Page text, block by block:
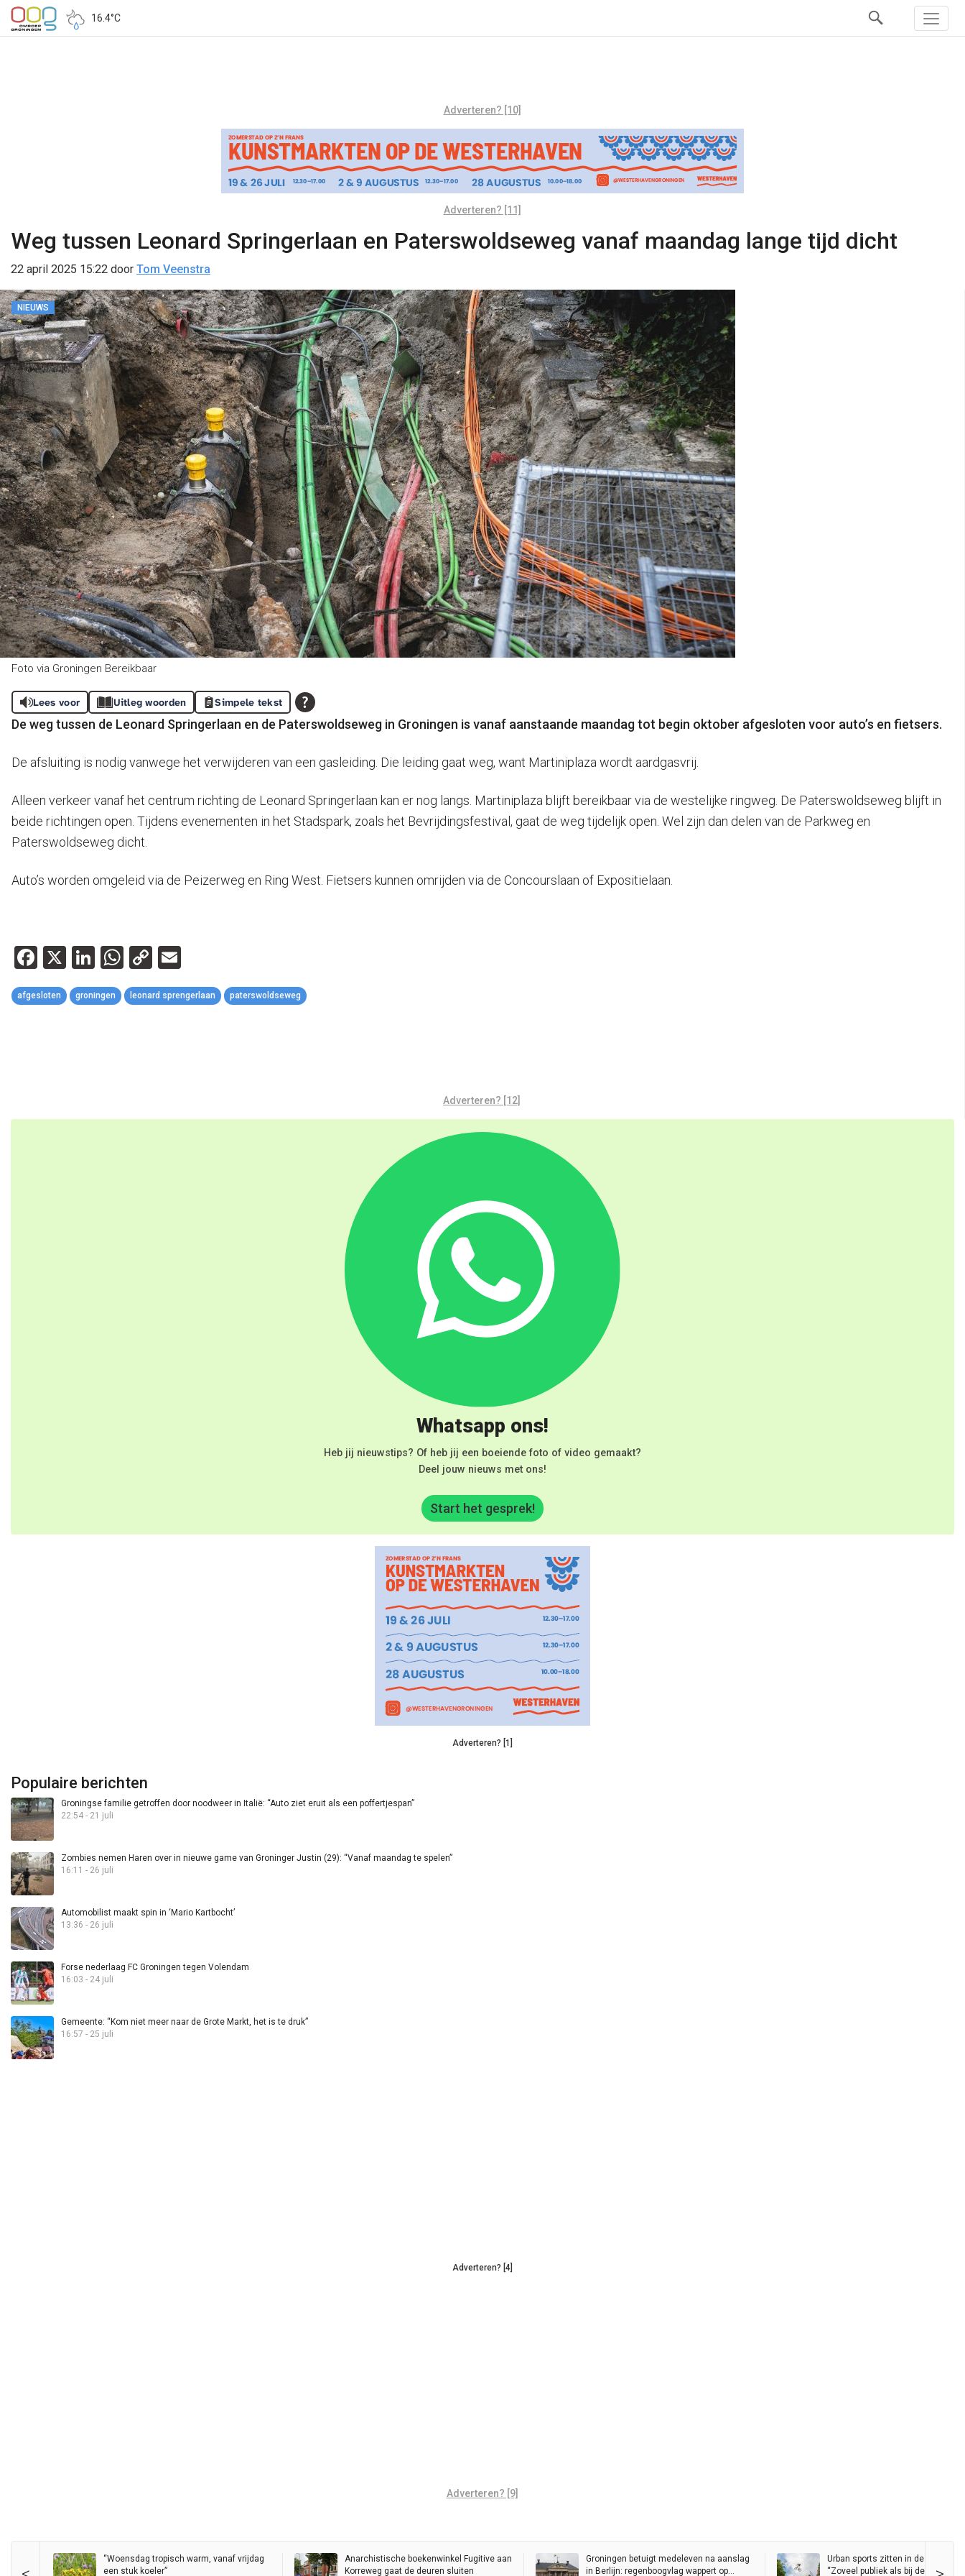
16.4°C
Adverteren? [10]
Adverteren? [11]
Weg tussen Leonard Springerlaan en Paterswoldseweg vanaf maandag lange tijd dicht
22 april 2025 15:22 door Tom Veenstra
NIEUWS
Foto via Groningen Bereikbaar
Lees voor Uitleg woorden Simpele tekst
De weg tussen de Leonard Springerlaan en de Paterswoldseweg in Groningen is vanaf aanstaande maandag tot begin oktober afgesloten voor auto’s en fietsers.
De afsluiting is nodig vanwege het verwijderen van een gasleiding. Die leiding gaat weg, want Martiniplaza wordt aardgasvrij.
Alleen verkeer vanaf het centrum richting de Leonard Springerlaan kan er nog langs. Martiniplaza blijft bereikbaar via de westelijke ringweg. De Paterswoldseweg blijft in
beide richtingen open. Tijdens evenementen in het Stadspark, zoals het Bevrijdingsfestival, gaat de weg tijdelijk open. Wel zijn dan delen van de Parkweg en
Paterswoldseweg dicht.
Auto’s worden omgeleid via de Peizerweg en Ring West. Fietsers kunnen omrijden via de Concourslaan of Expositielaan.
Facebook
X LinkedIn
WhatsApp
Copy
Link
afgesloten groningen leonard sprengerlaan paterswoldseweg
Adverteren? [12]
Whatsapp ons!
Heb jij nieuwstips? Of heb jij een boeiende foto of video gemaakt?
Deel jouw nieuws met ons!
Start het gesprek!
Adverteren? [1]
Populaire berichten
Groningse familie getroffen door noodweer in Italië: “Auto ziet eruit als een poffertjespan”
22:54 - 21 juli
Zombies nemen Haren over in nieuwe game van Groninger Justin (29): “Vanaf maandag te spelen”
16:11 - 26 juli
Automobilist maakt spin in ‘Mario Kartbocht’
13:36 - 26 juli
Forse nederlaag FC Groningen tegen Volendam
16:03 - 24 juli
Gemeente: “Kom niet meer naar de Grote Markt, het is te druk”
16:57 - 25 juli
Adverteren? [4]
Adverteren? [9]
“Woensdag tropisch warm, vanaf vrijdag
een stuk koeler”
Anarchistische boekenwinkel Fugitive aan
Korreweg gaat de deuren sluiten
Groningen betuigt medeleven na aanslag
in Berlijn: regenboogvlag wappert op
Urban sports zitten in de lift in
“Zoveel publiek als bij de Red Bull